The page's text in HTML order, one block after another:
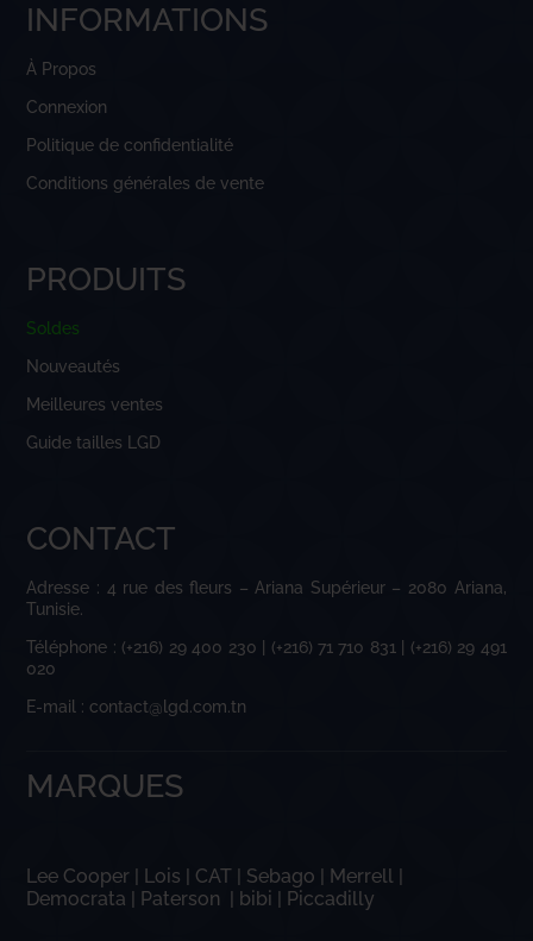
INFORMATIONS
À Propos
Connexion
Politique de confidentialité
Conditions générales de vente
PRODUITS
Soldes
Nouveautés
Meilleures ventes
Guide tailles LGD
CONTACT
Adresse : 4 rue des fleurs – Ariana Supérieur – 2080 Ariana,
Tunisie.
Téléphone : (+216) 29 400 230 | (+216) 71 710 831 | (+216) 29 491
020
E-mail : contact@lgd.com.tn
MARQUES
Lee Cooper Lois CAT Sebago Merrell
Democrata
Paterson bibi Piccadilly